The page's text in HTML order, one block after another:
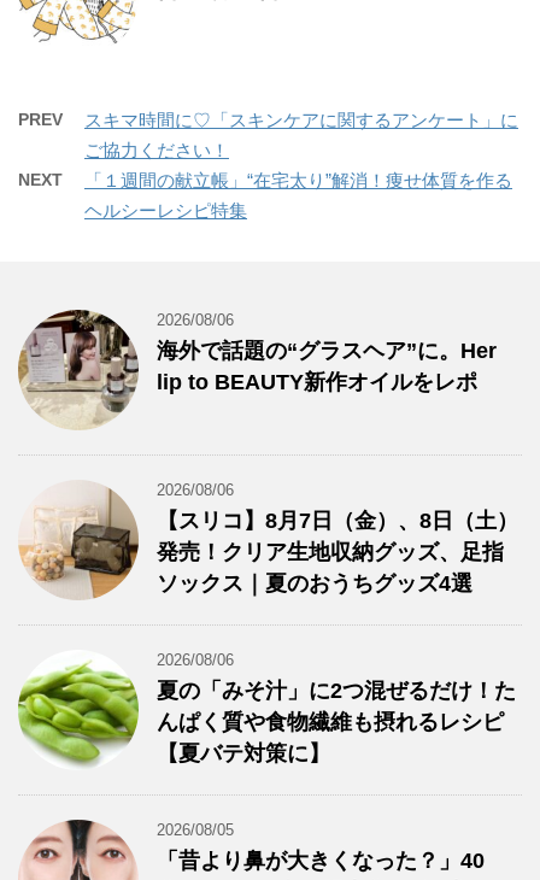
PREV
スキマ時間に♡「スキンケアに関するアンケート」に
ご協力ください！
NEXT
「１週間の献立帳」“在宅太り”解消！痩せ体質を作る
ヘルシーレシピ特集
2026/08/06
海外で話題の“グラスヘア”に。Her
lip to BEAUTY新作オイルをレポ
2026/08/06
【スリコ】8月7日（金）、8日（土）
発売！クリア生地収納グッズ、足指
ソックス｜夏のおうちグッズ4選
2026/08/06
夏の「みそ汁」に2つ混ぜるだけ！た
んぱく質や食物繊維も摂れるレシピ
【夏バテ対策に】
2026/08/05
「昔より鼻が大きくなった？」40